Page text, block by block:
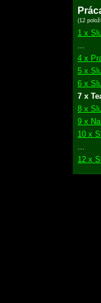
(12
1 x
4 x
5 x
6 x
7 x
8 x
9 x
10 x
12 x